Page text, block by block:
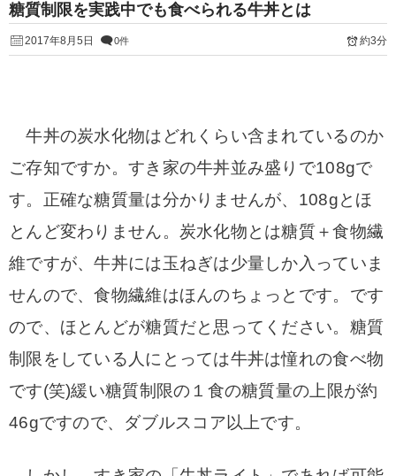
糖質制限を実践中でも食べられる牛丼とは
2017年8月5日 0件 約3分
牛丼の炭水化物はどれくらい含まれているのか
ご存知ですか。すき家の牛丼並み盛りで108gで
す。正確な糖質量は分かりませんが、108gとほ
とんど変わりません。炭水化物とは糖質＋食物繊
維ですが、牛丼には玉ねぎは少量しか入っていま
せんので、食物繊維はほんのちょっとです。です
ので、ほとんどが糖質だと思ってください。糖質
制限をしている人にとっては牛丼は憧れの食べ物
です(笑)緩い糖質制限の１食の糖質量の上限が約
46gですので、ダブルスコア以上です。